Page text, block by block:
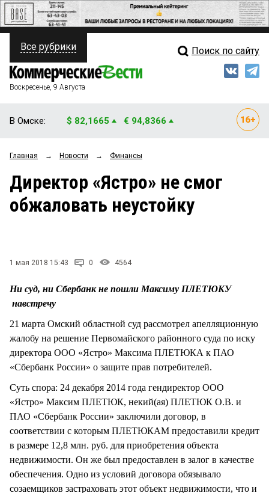
ПОЛИТИКА
ФИНАНСЫ
ОБЩЕСТВО
ЗАКОН
Свежий выпуск
Рейтинги
Блоги
Все рубрики Поиск по сайту
Воскресенье, 9 Августа
В Омске: $ 82,1665 € 94,8366
Главная → Новости → Финансы
Директор «Ястро» не смог
обжаловать неустойку
1 мая 2018 15:43 0 4564
Ни суд, ни Сбербанк не пошли Максиму ПЛЕТЮКУ
навстречу
21 марта Омский областной суд рассмотрел апелляционную
жалобу на решение Первомайского районного суда по иску
директора ООО «Ястро» Максима ПЛЕТЮКА к ПАО
«Сбербанк России» о защите прав потребителей.
Суть спора: 24 декабря 2014 года гендиректор ООО
«Ястро» Максим ПЛЕТЮК, некий(ая) ПЛЕТЮК О.В. и
ПАО «Сбербанк России» заключили договор, в
соответствии с которым ПЛЕТЮКАМ предоставили кредит
в размере 12,8 млн. руб. для приобретения объекта
недвижимости. Он же был предоставлен в залог в качестве
обеспечения. Одно из условий договора обязывало
созаемщиков застраховать этот объект недвижимости, что и